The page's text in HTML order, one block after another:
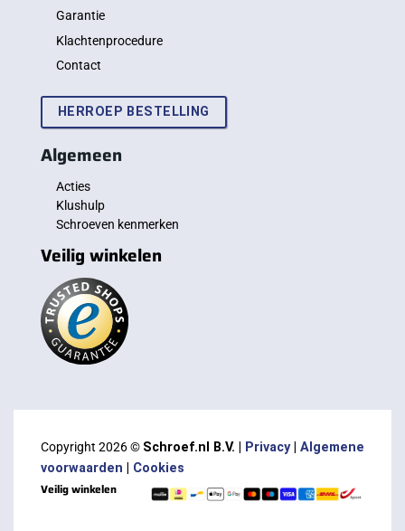
Garantie
Klachtenprocedure
Contact
HERROEP BESTELLING
Algemeen
Acties
Klushulp
Schroeven kenmerken
Veilig winkelen
Copyright 2026 © Schroef.nl B.V. | Privacy| Algemene
voorwaarden
Cookies
Veilig winkelen